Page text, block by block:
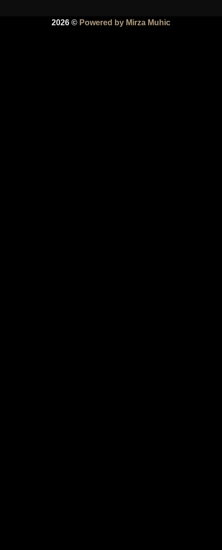
2026 © Powered by Mirza Muhic